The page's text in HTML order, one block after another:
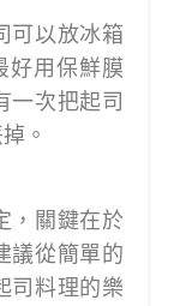
可以放冰箱
好用保鮮膜
一次把起司
。
，關鍵在於
議從簡單的
司料理的樂